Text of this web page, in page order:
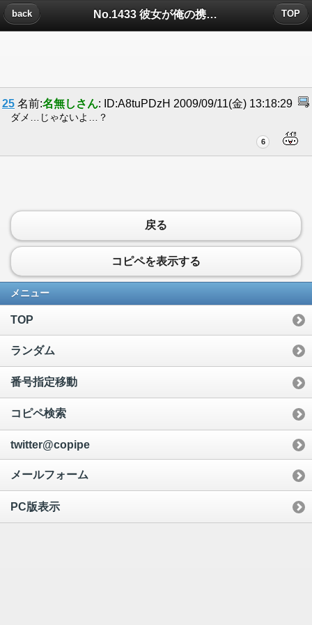
No.1433 彼女が俺の携帯見てましたについたコメント
back TOP
25 名前:名無しさん: ID:A8tuPDzH 2009/09/11(金) 13:18:29
ダメ…じゃないよ…？
6
戻る
コピペを表示する
メニュー
TOP
ランダム
番号指定移動
コピペ検索
twitter@copipe
メールフォーム
PC版表示